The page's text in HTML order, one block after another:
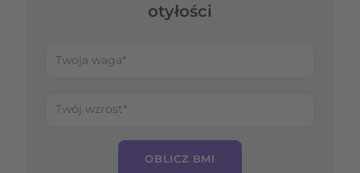
otyłości
OBLICZ BMI